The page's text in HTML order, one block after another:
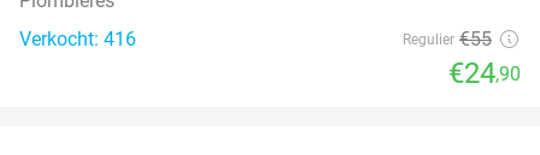
Verkocht: 416
Regulier €55
€24,90